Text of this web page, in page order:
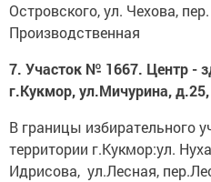
Островского, ул. Чехова,
Производственная
7. Участок № 1667. Центр
г.Кукмор, ул.Мичурина,
В границы избирательного
территории г.Кукмор:ул.
Идрисова, ул.Лесная,